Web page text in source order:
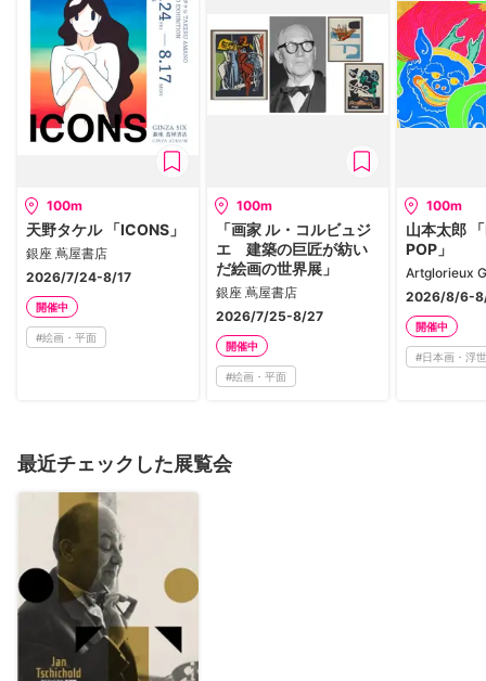
100m
天野タケル 「ICONS」
銀座 蔦屋書店
2026/7/24-8/17
開催中
#絵画・平面
100m
「画家 ル・コルビュジ
エ 建築の巨匠が紡い
だ絵画の世界展」
銀座 蔦屋書店
2026/7/25-8/27
開催中
#絵画・平面
100m
山本太郎
POP」
2026/8/6-
開催中
#日本画・浮
最近チェックした展覧会